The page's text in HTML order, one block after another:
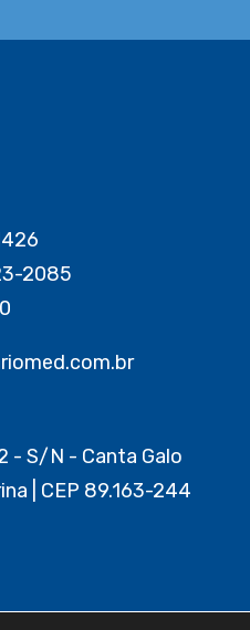
2085
- S/N - Canta Galo
| CEP 89.163-244